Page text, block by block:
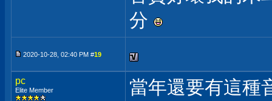
分
2020-10-28, 02:40 PM #19
pc
Elite Member
當年還要有這種